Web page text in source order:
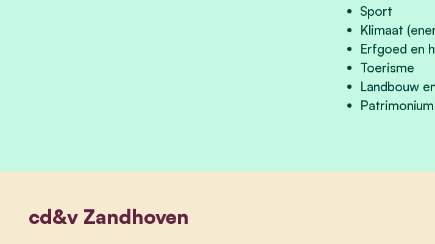
Sport
Klimaat
Erfgoed en
Toerisme
Landbouw
Patrimonium
cd&v Zandhoven